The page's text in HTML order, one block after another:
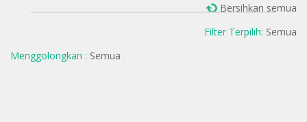
Filter Terpilih: Semua
Menggolongkan : Semua
Bersihkan semua